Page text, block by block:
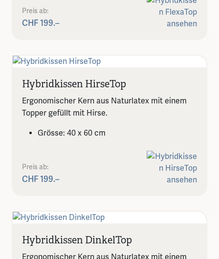
Preis ab:
CHF 199.–
Hybridkissen HirseTop
Ergonomischer Kern aus Naturlatex mit einem
Topper gefüllt mit Hirse.
Grösse: 40 x 60 cm
Preis ab:
CHF 199.–
Hybridkissen DinkelTop